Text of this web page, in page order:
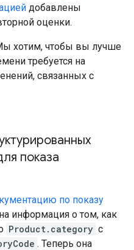
добавлены
оценки.
хотим, чтобы вы лучше
требуется на
связанных с
показа
по показу
информация о том, как
Product.category с
. Теперь она